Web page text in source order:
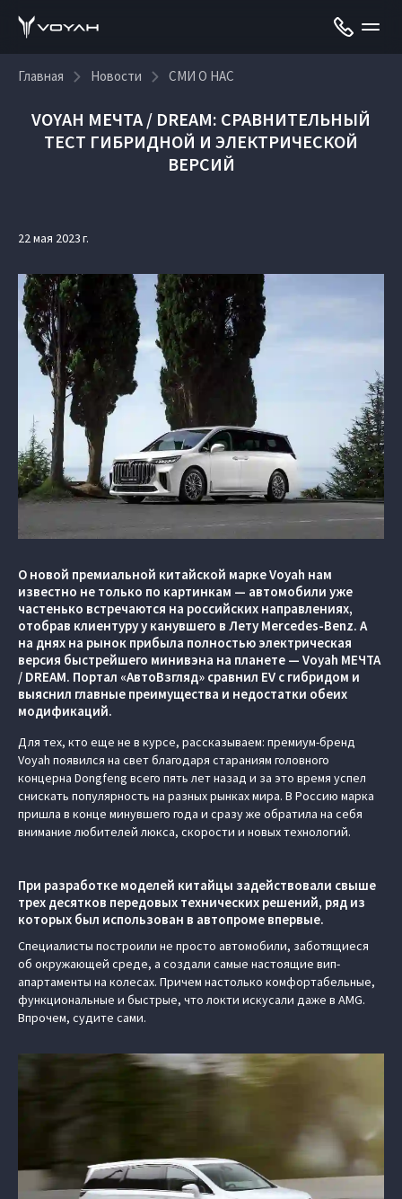
Главная Новости СМИ О НАС
VOYAH МЕЧТА / DREAM: СРАВНИТЕЛЬНЫЙ
ТЕСТ ГИБРИДНОЙ И ЭЛЕКТРИЧЕСКОЙ
ВЕРСИЙ
22 мая 2023 г.
О новой премиальной китайской марке Voyah нам
известно не только по картинкам — автомобили уже
частенько встречаются на российских направлениях,
отобрав клиентуру у канувшего в Лету Mercedes-Benz. А
на днях на рынок прибыла полностью электрическая
версия быстрейшего минивэна на планете — Voyah МЕЧТА
/ DREAM. Портал «АвтоВзгляд» сравнил EV с гибридом и
выяснил главные преимущества и недостатки обеих
модификаций.
Для тех, кто еще не в курсе, рассказываем: премиум-бренд
Voyah появился на свет благодаря стараниям головного
концерна Dongfeng всего пять лет назад и за это время успел
снискать популярность на разных рынках мира. В Россию марка
пришла в конце минувшего года и сразу же обратила на себя
внимание любителей люкса, скорости и новых технологий.
При разработке моделей китайцы задействовали свыше
трех десятков передовых технических решений, ряд из
которых был использован в автопроме впервые.
Специалисты построили не просто автомобили, заботящиеся
об окружающей среде, а создали самые настоящие вип-
апартаменты на колесах. Причем настолько комфортабельные,
функциональные и быстрые, что локти искусали даже в AMG.
Впрочем, судите сами.